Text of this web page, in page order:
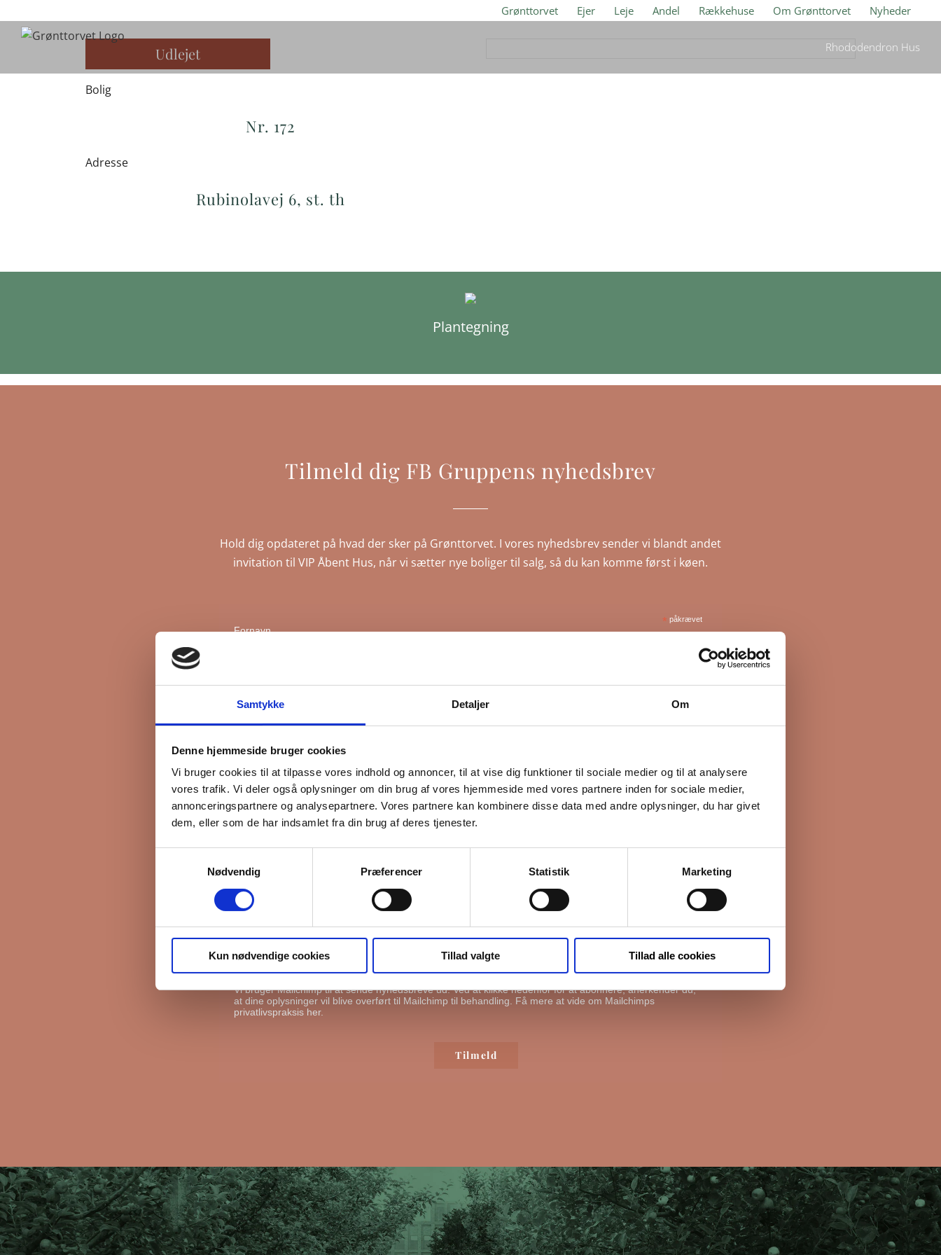
Samtykke Detaljer Om
Denne hjemmeside bruger cookies
Vi bruger cookies til at tilpasse vores indhold og annoncer, til at vise dig funktioner til sociale medier og til at analysere
vores trafik. Vi deler også oplysninger om din brug af vores hjemmeside med vores partnere inden for sociale medier,
annonceringspartnere og analysepartnere. Vores partnere kan kombinere disse data med andre oplysninger, du har givet
dem, eller som de har indsamlet fra din brug af deres tjenester.
Nødvendig
Præferencer Statistik Marketing
Kun nødvendige cookies Tillad valgte Tillad alle cookies
Grønttorvet Ejer Leje Andel Rækkehuse Om Grønttorvet Nyheder
Rhododendron Hus
Udlejet
Bolig
Nr. 172
Adresse
Rubinolavej 6, st. th
Plantegning
Tilmeld dig FB Gruppens nyhedsbrev
Hold dig opdateret på hvad der sker på Grønttorvet. I vores nyhedsbrev sender vi blandt andet
invitation til VIP Åbent Hus, når vi sætter nye boliger til salg, så du kan komme først i køen.
* påkrævet
Fornavn
Efternavn
Interesseret i
Ejerboliger
Markedsføringstilladelse
FB Gruppen vil bruge din information til at kontakte dig i forbindelse med nyheder - og nye boliger. Før vi
kan gøre det, skal du bekræfte, at vi gerne må sende dig emails.Du kan læse vores privatlivspolitik her.
I må gerne sende mig emails
Vi bruger Mailchimp til at sende nyhedsbreve ud. Ved at klikke nedenfor for at abonnere, anerkender du,
at dine oplysninger vil blive overført til Mailchimp til behandling. Få mere at vide om Mailchimps
privatlivspraksis her.